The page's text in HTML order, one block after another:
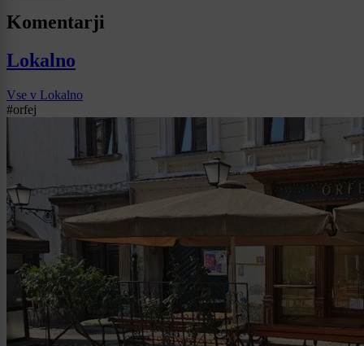
Komentarji
Lokalno
Vse v Lokalno
#orfej